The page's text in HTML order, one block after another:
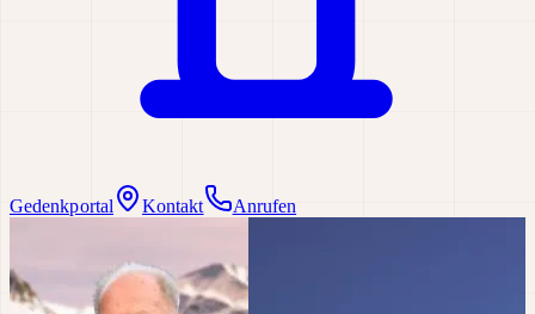
Gedenkportal Kontakt Anrufen